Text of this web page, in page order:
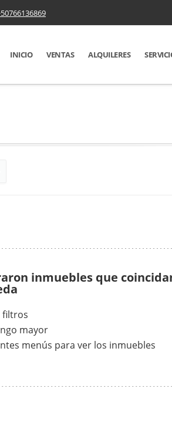
INICIO VENTAS ALQUILERES
inmuebles que
filtros
mayor
menús para ver los inmuebles